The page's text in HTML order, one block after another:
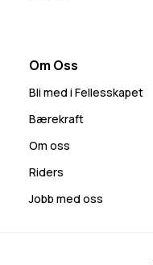
Om Oss
Bli med i Fellesskapet
Bærekraft
Om oss
Riders
Jobb med oss